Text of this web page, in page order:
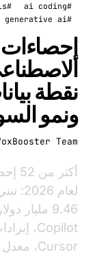
#developer tools
#statistics
بيانات
السوق
VoxBooster
·14 مايو 2026
أكثر من 52